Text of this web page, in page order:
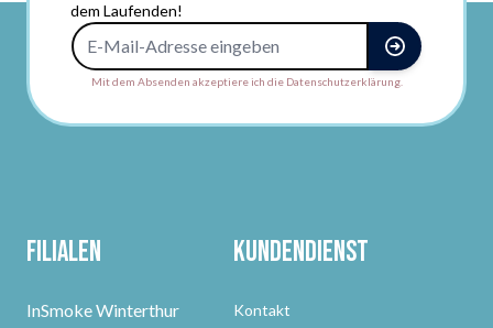
dem Laufenden!
Mit dem Absenden akzeptiere ich die Datenschutzerklärung.
Filialen
InSmoke Winterthur
Kundendienst
Kontakt